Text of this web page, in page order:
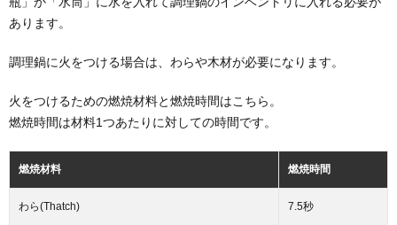
あります。
調理鍋に火をつける場合は、わらや木材が必要になります。
火をつけるための燃焼材料と燃焼時間はこちら。
燃焼時間は材料1つあたりに対しての時間です。
燃焼材料 燃焼時間
わら(Thatch) 7.5秒